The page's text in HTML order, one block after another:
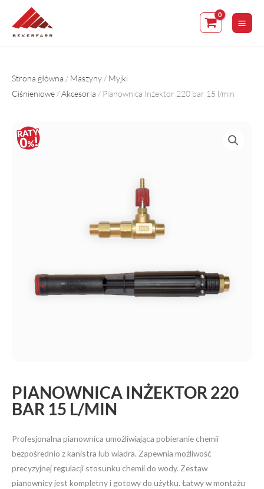
content
Strona główna / Maszyny / Myjki
Ciśnieniowe /Akcesoria / Pianownica Inżektor 220 bar 15 l/min
PIANOWNICA INŻEKTOR 220
BAR 15 L/MIN
Profesjonalna pianownica umożliwiająca pobieranie chemii
bezpośrednio z kanistra lub wiadra. Zapewnia możliwość
precyzyjnej regulacji stosunku chemii do wody. Zestaw
pianownicy jest kompletny i gotowy do użytku. Łatwy w montażu